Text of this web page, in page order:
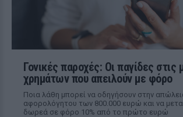
Γονικές παροχές: Οι παγίδες στις
χρημάτων που απειλούν με φόρο
Ποια λάθη μπορεί να οδηγήσουν στην
αφορολόγητου των 800.000 ευρώ και να
δωρεά σε φόρο 10% από το πρώτο ευρώ